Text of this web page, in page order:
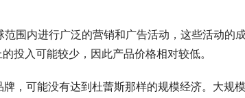
围内进行广泛的营销和广告活动，这些活动的
投入可能较少，因此产品价格相对较低。
，可能没有达到杜蕾斯那样的规模经济。大规